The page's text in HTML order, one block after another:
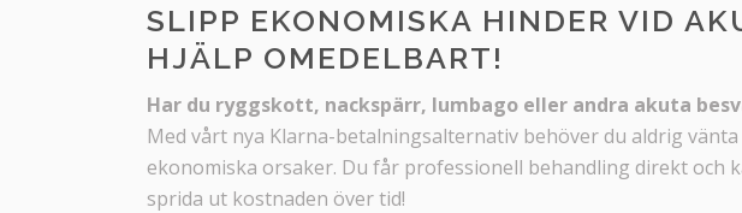
SLIPP EKONOMISKA HINDER VID
HJÄLP OMEDELBART!
Har du ryggskott, nackspärr, lumbago eller andra akuta
Med vårt nya Klarna-betalningsalternativ behöver du aldrig
ekonomiska orsaker. Du får professionell behandling direkt och
sprida ut kostnaden över tid!